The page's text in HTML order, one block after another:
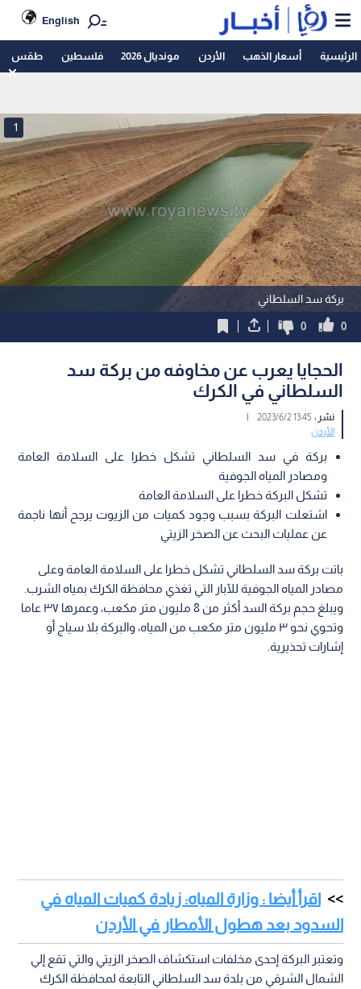
English
الرئيسية أسعار الذهب الأردن مونديال 2026 فلسطين طقس
بركة سد السلطاني
1
0
0
الحجايا يعرب عن مخاوفه من بركة سد
السلطاني في الكرك
نشر :13:45 2023/6/2
|
الأردن
بركة في سد السلطاني تشكل خطرا على السلامة العامة
ومصادر المياه الجوفية
تشكل البركة خطرا على السلامة العامة
اشتعلت البركة بسبب وجود كميات من الزيوت يرجح أنها ناجمة
عن عمليات البحث عن الصخر الزيتي
باتت بركة سد السلطاني تشكل خطرا على السلامة العامة وعلى
مصادر المياه الجوفية للآبار التي تغذي محافظة الكرك بمياه الشرب.
ويبلغ حجم بركة السد أكثر من 8 مليون متر مكعب، وعمرها ٣٧ عاما
وتحوي نحو ٣ مليون متر مكعب من المياه، والبركة بلا سياج أو
إشارات تحذيرية.
اقرأ أيضا : وزارة المياه: زيادة كميات المياه في
السدود بعد هطول الأمطار في الأردن
وتعتبر البركة إحدى مخلفات استكشاف الصخر الزيتي والتي تقع إلي
الشمال الشرقي من بلدة سد السلطاني التابعة لمحافظة الكرك